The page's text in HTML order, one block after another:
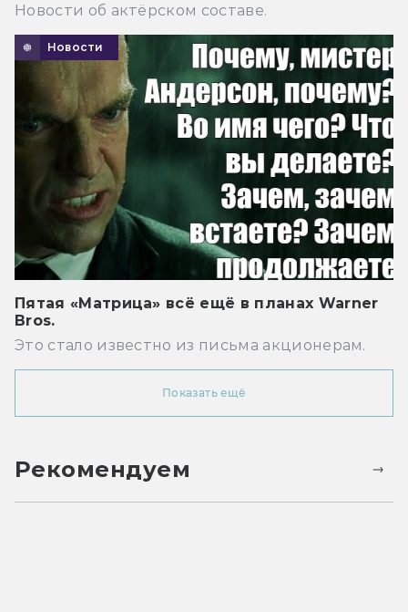
Новости об актёрском составе.
Новости
Пятая «Матрица» всё ещё в планах Warner
Bros.
Это стало известно из письма акционерам.
Показать ещё
Рекомендуем